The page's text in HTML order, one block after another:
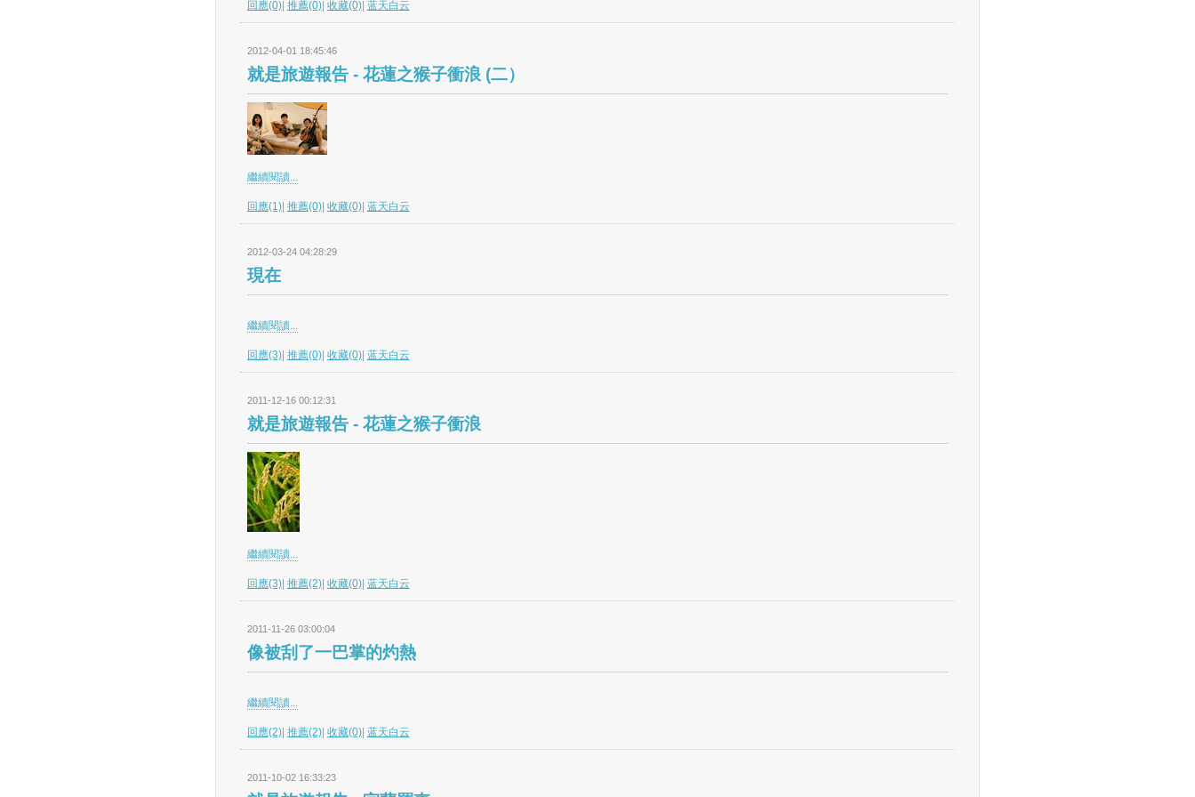
回應(0)| 推薦(0)| 收藏(0)| 蓝天白云
2012-04-01 18:45:46
就是旅遊報告 - 花蓮之猴子衝浪 (二）
繼續閱讀...
回應(1)| 推薦(0)| 收藏(0)| 蓝天白云
2012-03-24 04:28:29
現在
繼續閱讀...
回應(3)| 推薦(0)| 收藏(0)| 蓝天白云
2011-12-16 00:12:31
就是旅遊報告 - 花蓮之猴子衝浪
繼續閱讀...
回應(3)| 推薦(2)| 收藏(0)| 蓝天白云
2011-11-26 03:00:04
像被刮了一巴掌的灼熱
繼續閱讀...
回應(2)| 推薦(2)| 收藏(0)| 蓝天白云
2011-10-02 16:33:23